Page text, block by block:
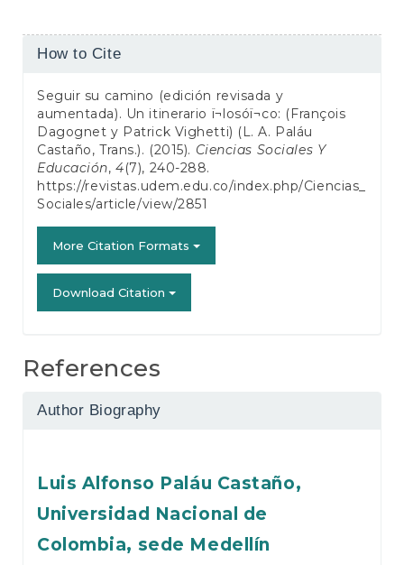
Article
How to Cite
Seguir su camino (edición revisada y
aumentada). Un itinerario ï¬losóï¬co: (François
Dagognet y Patrick Vighetti) (L. A. Paláu
Castaño, Trans.). (2015). Ciencias Sociales Y
Educación,4(7), 240-288.
https://revistas.udem.edu.co/index.php/Ciencias_
Sociales/article/view/2851
More Citation Formats
Download Citation
References
Author Biography
Luis Alfonso Paláu Castaño,
Universidad Nacional de
Colombia, sede Medellín